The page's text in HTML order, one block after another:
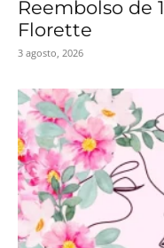
Reembolso de
Florette
3 agosto, 2026